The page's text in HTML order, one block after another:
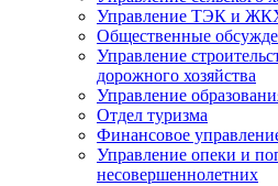
Управление ТЭК и
Общественные
Управление
дорожного хозяйства
Управление
Отдел туризма
Финансовое
Управление опеки и
несовершеннолетних